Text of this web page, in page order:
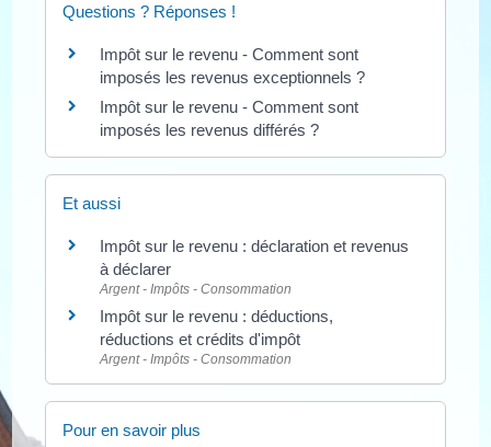
Questions ? Réponses !
Impôt sur le revenu - Comment sont
imposés les revenus exceptionnels ?
Impôt sur le revenu - Comment sont
imposés les revenus différés ?
Et aussi
Impôt sur le revenu : déclaration et revenus
à déclarer
Argent - Impôts - Consommation
Impôt sur le revenu : déductions,
réductions et crédits d'impôt
Argent - Impôts - Consommation
Pour en savoir plus